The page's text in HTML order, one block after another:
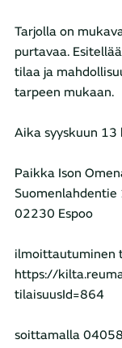
Tarjolla on
purtavaa.
tilaa ja
tarpeen mukaan.
Aika syyskuun
Paikka Ison
Suomenlahdentie
02230 Espoo
ilmoittautuminen
https://
tilaisuusId=864
soittamalla